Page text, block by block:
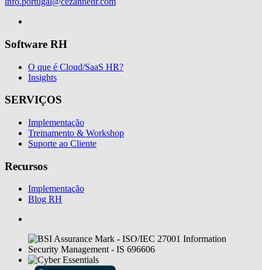
Software RH
O que é Cloud/SaaS HR?
Insights
SERVIÇOS
Implementação
Treinamento & Workshop
Suporte ao Cliente
Recursos
Implementação
Blog RH